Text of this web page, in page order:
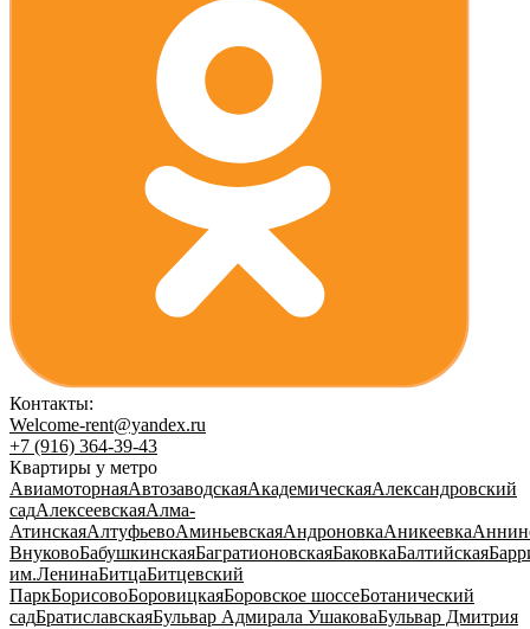
Контакты:
Welcome-rent@yandex.ru
+7 (916) 364-39-43
Квартиры у метро
АвиамоторнаяАвтозаводскаяАкадемическаяАлександровский
садАлексеевскаяАлма-
АтинскаяАлтуфьевоАминьевскаяАндроновкаАникеевка
ВнуковоБабушкинскаяБагратионовскаяБаковкаБалтийская
им.ЛенинаБитцаБитцевский
ПаркБорисовоБоровицкаяБоровское шоссеБотанический
садБратиславскаяБульвар Адмирала УшаковаБульвар Дмитрия